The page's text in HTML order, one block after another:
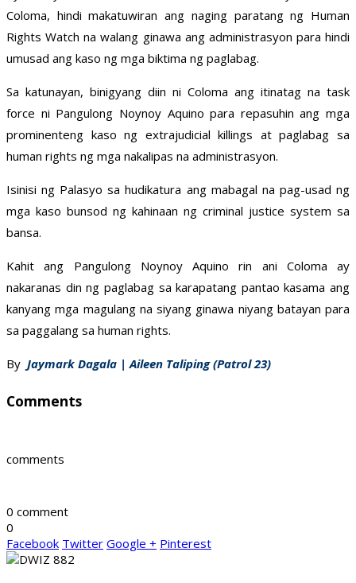
Coloma, hindi makatuwiran ang naging paratang ng Human
Rights Watch na walang ginawa ang administrasyon para hindi
umusad ang kaso ng mga biktima ng paglabag.
Sa katunayan, binigyang diin ni Coloma ang itinatag na task
force ni Pangulong Noynoy Aquino para repasuhin ang mga
prominenteng kaso ng extrajudicial killings at paglabag sa
human rights ng mga nakalipas na administrasyon.
Isinisi ng Palasyo sa hudikatura ang mabagal na pag-usad ng
mga kaso bunsod ng kahinaan ng criminal justice system sa
bansa.
Kahit ang Pangulong Noynoy Aquino rin ani Coloma ay
nakaranas din ng paglabag sa karapatang pantao kasama ang
kanyang mga magulang na siyang ginawa niyang batayan para
sa paggalang sa human rights.
By Jaymark Dagala | Aileen Taliping (Patrol 23)
Comments
comments
0 comment
0
Facebook Twitter Google + Pinterest